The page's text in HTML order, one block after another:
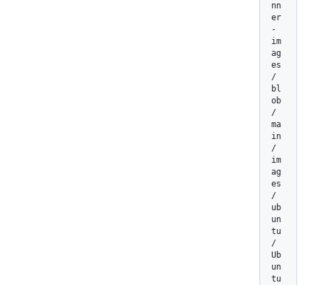
nn
er
-
im
ag
es
/
bl
ob
/
ma
in
/
im
ag
es
/
ub
un
tu
/
Ub
un
tu